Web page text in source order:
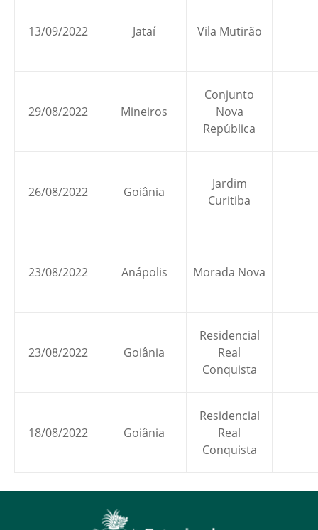
13/09/2022 Jataí Vila Mutirão
29/08/2022 Mineiros
Conjunto
Nova
República
26/08/2022 Goiânia
Jardim
Curitiba
23/08/2022 Anápolis Morada Nova
23/08/2022 Goiânia
Residencial
Real
Conquista
18/08/2022 Goiânia
Residencial
Real
Conquista